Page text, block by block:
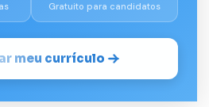
Gratuito para candidatos
meu currículo